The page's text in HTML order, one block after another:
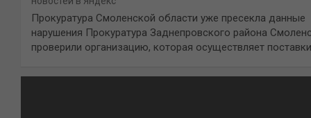
Прокуратура Смоленской области уже пресекла данные
нарушения Прокуратура Заднепровского района
проверили организацию, которая осуществляет